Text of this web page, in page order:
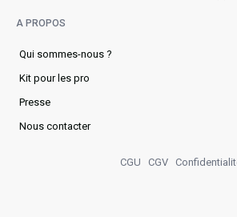
A PROPOS
Qui sommes-nous ?
Kit pour les pro
Presse
Nous contacter
CGU CGV